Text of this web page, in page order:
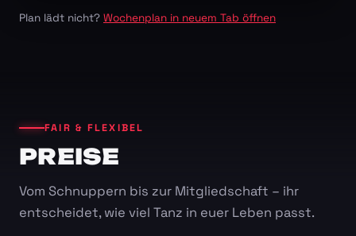
Plan lädt nicht? Wochenplan in neuem Tab öffnen
FAIR & FLEXIBEL
PREISE
Vom Schnuppern bis zur Mitgliedschaft – ihr
entscheidet, wie viel Tanz in euer Leben passt.